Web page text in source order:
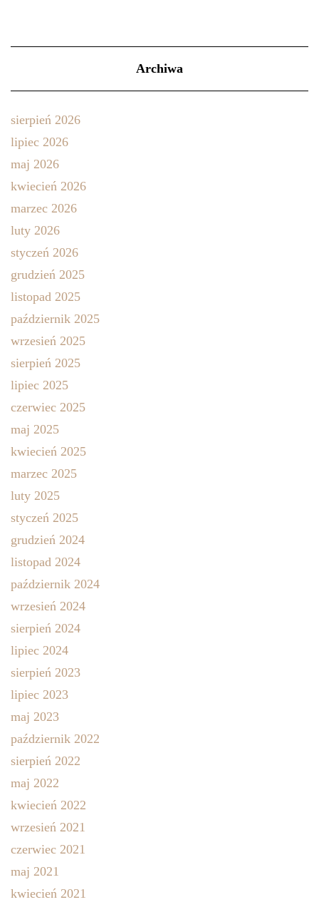
Archiwa
sierpień 2026
lipiec 2026
maj 2026
kwiecień 2026
marzec 2026
luty 2026
styczeń 2026
grudzień 2025
listopad 2025
październik 2025
wrzesień 2025
sierpień 2025
lipiec 2025
czerwiec 2025
maj 2025
kwiecień 2025
marzec 2025
luty 2025
styczeń 2025
grudzień 2024
listopad 2024
październik 2024
wrzesień 2024
sierpień 2024
lipiec 2024
sierpień 2023
lipiec 2023
maj 2023
październik 2022
sierpień 2022
maj 2022
kwiecień 2022
wrzesień 2021
czerwiec 2021
maj 2021
kwiecień 2021